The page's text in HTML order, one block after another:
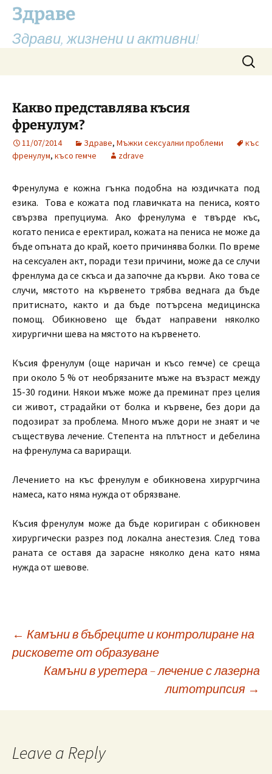
Здраве
Здрави, жизнени и активни!
Search
for:
Какво представлява късия
френулум?
11/07/2014 Здраве, Мъжки сексуални проблеми
къс
френулум, късо гемче zdrave
Френулума е кожна гънка подобна на юздичката под
езика. Това е кожата под главичката на пениса, която
свързва препуциума. Ако френулума е твърде къс,
когато пениса е еректирал, кожата на пениса не може да
бъде опъната до край, което причинява болки. По време
на сексуален акт, поради тези причини, може да се случи
френлума да се скъса и да започне да кърви. Ако това се
случи, мястото на кървенето трябва веднага да бъде
притиснато, както и да бъде потърсена медицинска
помощ. Обикновено ще бъдат направени няколко
хирургични шева на мястото на кървенето.
Късия френулум (още наричан и късо гемче) се среща
при около 5 % от необрязаните мъже на възраст между
15-30 години. Някои мъже може да преминат през целия
си живот, страдайки от болка и кървене, без дори да
подозират за проблема. Много мъже дори не знаят и че
съществува лечение. Степента на плътност и дебелина
на френулума са вариращи.
Лечението на къс френулум е обикновена хирургчина
намеса, като няма нужда от обрязване.
Късия френулум може да бъде коригиран с обикновен
хирургически разрез под локална анестезия. След това
раната се оставя да зарасне няколко дена като няма
нужда от шевове.
Post
navigation
← Камъни в бъбреците и контролиране на
рисковете от образуване
Камъни в уретера – лечение с лазерна
литотрипсия →
Leave a Reply